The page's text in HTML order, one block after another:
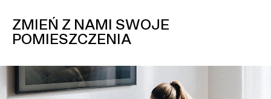
ZMIEŃ Z NAMI SWOJE
POMIESZCZENIA